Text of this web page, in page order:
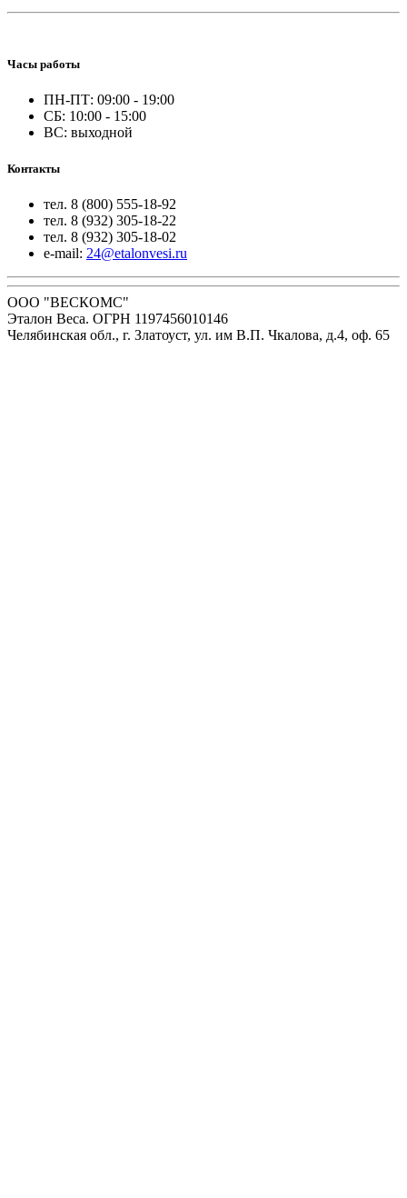
Часы работы
ПН-ПТ: 09:00 - 19:00
СБ: 10:00 - 15:00
ВС: выходной
Контакты
тел. 8 (800) 555-18-92
тел. 8 (932) 305-18-22
тел. 8 (932) 305-18-02
e-mail: 24@etalonvesi.ru
ООО "ВЕСКОМС"
Эталон Веса. ОГРН 1197456010146
Челябинская обл., г. Златоуст, ул. им В.П. Чкалова, д.4, оф. 65